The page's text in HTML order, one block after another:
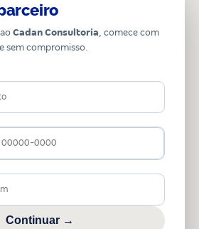
Cadan Consultoria, comece com
sem compromisso.
Continuar →